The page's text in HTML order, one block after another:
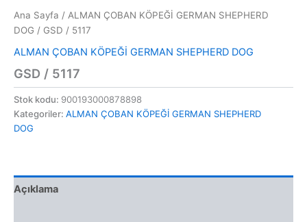
Ana Sayfa / ALMAN ÇOBAN KÖPEĞİ GERMAN SHEPHERD
DOG / GSD / 5117
ALMAN ÇOBAN KÖPEĞİ GERMAN SHEPHERD DOG
GSD / 5117
Stok kodu: 900193000878898
Kategoriler: ALMAN ÇOBAN KÖPEĞİ GERMAN SHEPHERD
DOG
Açıklama